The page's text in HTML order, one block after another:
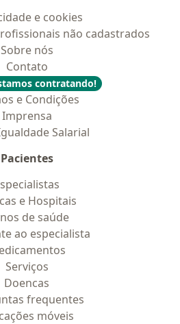
e cookies
não cadastrados
Sobre nós
Contato
contratando!
e Condições
Imprensa
Salarial
Pacientes
e Hospitais
de saúde
ao especialista
Serviços
Doencas
frequentes
móveis